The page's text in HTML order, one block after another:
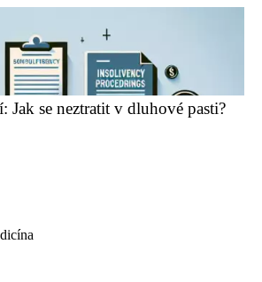
Jak se neztratit v dluhové pasti?